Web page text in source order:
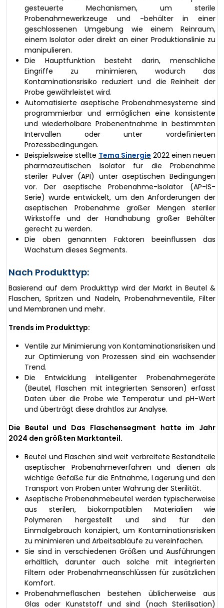
gesteuerte Mechanismen, um sterile
Probenahmewerkzeuge und -behälter in einer
geschlossenen Umgebung wie einem Reinraum,
einem Isolator oder direkt an einer Produktionslinie zu
manipulieren.
Die Hauptfunktion besteht darin, menschliche
Eingriffe zu minimieren, wodurch das
Kontaminationsrisiko reduziert und die Reinheit der
Probe gewährleistet wird.
Automatisierte aseptische Probenahmesysteme sind
programmierbar und ermöglichen eine konsistente
und wiederholbare Probenentnahme in bestimmten
Intervallen oder unter vordefinierten
Prozessbedingungen.
Beispielsweise stellte Tema Sinergie 2022 einen neuen
pharmazeutischen Isolator für die Probenahme
steriler Pulver (API) unter aseptischen Bedingungen
vor. Der aseptische Probenahme-Isolator (AP-IS-
Serie) wurde entwickelt, um den Anforderungen der
aseptischen Probenahme großer Mengen steriler
Wirkstoffe und der Handhabung großer Behälter
gerecht zu werden.
Die oben genannten Faktoren beeinflussen das
Wachstum dieses Segments.
Nach Produkttyp:
Basierend auf dem Produkttyp wird der Markt in Beutel &
Flaschen, Spritzen und Nadeln, Probenahmeventile, Filter
und Membranen und mehr.
Trends im Produkttyp:
Ventile zur Minimierung von Kontaminationsrisiken und
zur Optimierung von Prozessen sind ein wachsender
Trend.
Die Entwicklung intelligenter Probenahmegeräte
(Beutel, Flaschen mit integrierten Sensoren) erfasst
Daten über die Probe wie Temperatur und pH-Wert
und überträgt diese drahtlos zur Analyse.
Die Beutel und Das Flaschensegment hatte im Jahr
2024 den größten Marktanteil.
Beutel und Flaschen sind weit verbreitete Bestandteile
aseptischer Probenahmeverfahren und dienen als
wichtige Gefäße für die Entnahme, Lagerung und den
Transport von Proben unter Wahrung der Sterilität.
Aseptische Probenahmebeutel werden typischerweise
aus sterilen, biokompatiblen Materialien wie
Polymeren hergestellt und sind für den
Einmalgebrauch konzipiert, um Kontaminationsrisiken
zu minimieren und Arbeitsabläufe zu vereinfachen.
Sie sind in verschiedenen Größen und Ausführungen
erhältlich, darunter auch solche mit integrierten
Filtern oder Probenahmeanschlüssen für zusätzlichen
Komfort.
Probenahmeflaschen bestehen üblicherweise aus
Glas oder Kunststoff und sind (nach Sterilisation)